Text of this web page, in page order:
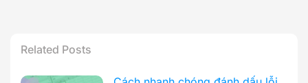
Related Posts